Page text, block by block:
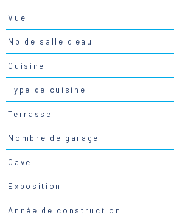
Vue
Nb de salle d'eau
Cuisine
Type de cuisine
Terrasse
Nombre de garage
Cave
Exposition
Année de construction